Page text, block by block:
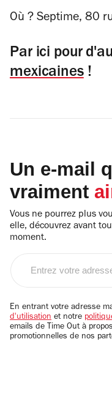
Où ? Septime, 80
Par ici pour
mexicaines!
Un e-mail
vraiment
Vous ne pourrez plus
elle, découvrez avant
moment.
email
En entrant votre adresse
d'utilisation et notre
emails de Time Out à
promotionnelles de nos